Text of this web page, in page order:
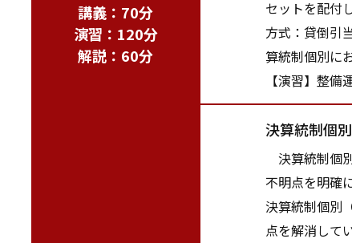
講義：70分
演習：120分
解説：60分
セットを配付
方式：貸倒引
算統制個別に
【演習】整
決算統制個
決算統制個
不明点を明確
決算統制個別
点を解消して